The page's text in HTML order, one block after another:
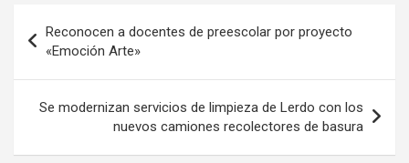
de
entradas
Reconocen a docentes de preescolar por proyecto
«Emoción Arte»
Se modernizan servicios de limpieza de Lerdo con los
nuevos camiones recolectores de basura